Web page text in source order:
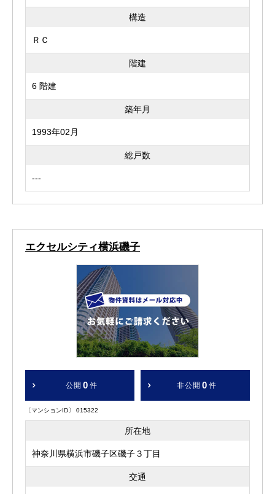
構造
ＲＣ
階建
6 階建
築年月
1993年02月
総戸数
---
エクセルシティ横浜磯子
公開 0 件 非公開 0 件
〔マンションID〕 015322
所在地
神奈川県横浜市磯子区磯子３丁目
交通